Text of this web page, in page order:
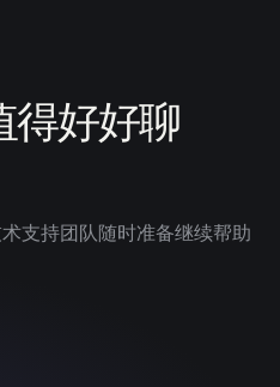
得好好聊
支持团队随时准备继续帮助